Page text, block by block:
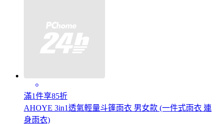
滿1件享85折
AHOYE 3in1透氣輕量斗篷雨衣 男女款 (一件式雨衣 連
身雨衣)